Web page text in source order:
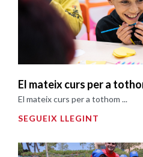
El mateix curs per a
El mateix curs per a tothom ...
SEGUEIX LLEGINT